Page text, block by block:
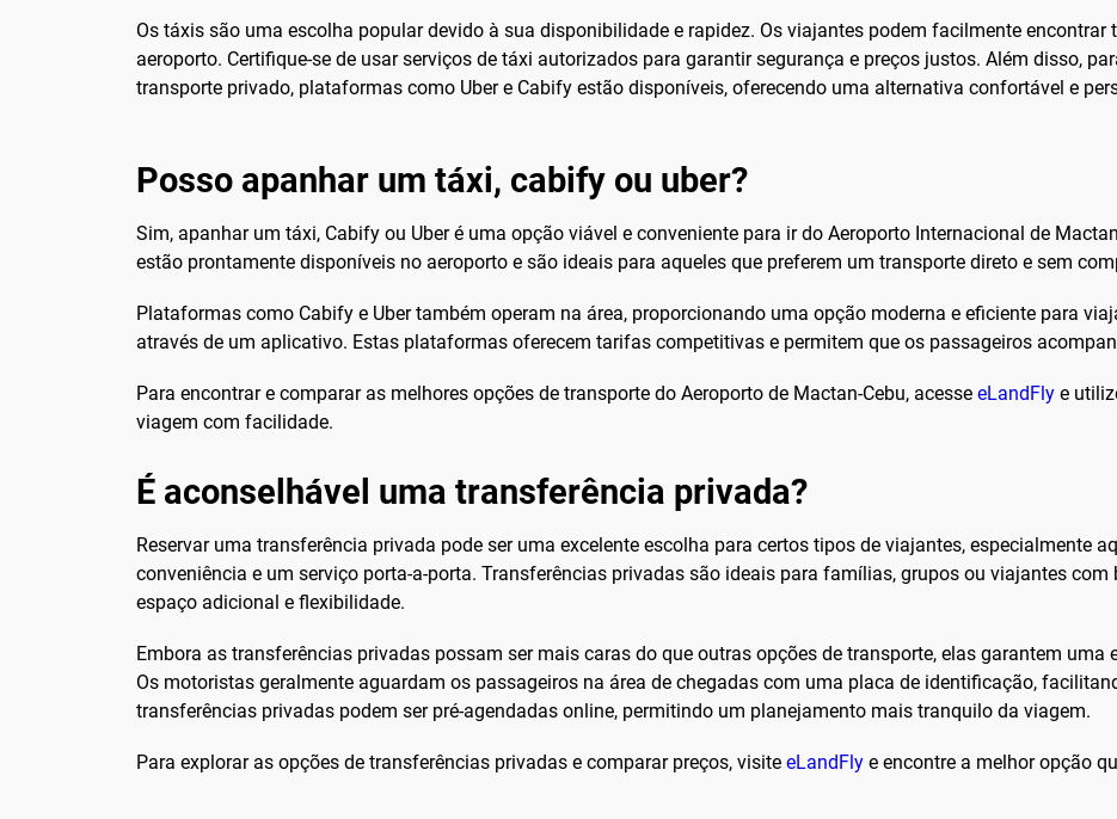
Os táxis são uma escolha popular devido à sua disponibilidade e rapidez. Os viajantes podem facilmente encontrar
aeroporto. Certifique-se de usar serviços de táxi autorizados para garantir segurança e preços justos. Além disso,
transporte privado, plataformas como Uber e Cabify estão disponíveis, oferecendo uma alternativa confortável e
Posso apanhar um táxi, cabify ou uber?
Sim, apanhar um táxi, Cabify ou Uber é uma opção viável e conveniente para ir do Aeroporto Internacional de
estão prontamente disponíveis no aeroporto e são ideais para aqueles que preferem um transporte direto e sem
Plataformas como Cabify e Uber também operam na área, proporcionando uma opção moderna e eficiente para
através de um aplicativo. Estas plataformas oferecem tarifas competitivas e permitem que os passageiros
Para encontrar e comparar as melhores opções de transporte do Aeroporto de Mactan-Cebu, acesse eLandFly e
viagem com facilidade.
É aconselhável uma transferência privada?
Reservar uma transferência privada pode ser uma excelente escolha para certos tipos de viajantes, especialmente
conveniência e um serviço porta-a-porta. Transferências privadas são ideais para famílias, grupos ou viajantes
espaço adicional e flexibilidade.
Embora as transferências privadas possam ser mais caras do que outras opções de transporte, elas garantem uma
Os motoristas geralmente aguardam os passageiros na área de chegadas com uma placa de identificação,
transferências privadas podem ser pré-agendadas online, permitindo um planejamento mais tranquilo da viagem.
Para explorar as opções de transferências privadas e comparar preços, visite eLandFly e encontre a melhor opção